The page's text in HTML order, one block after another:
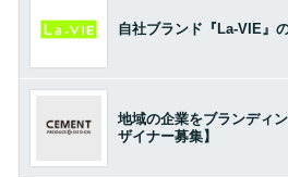
自社ブランド『La-VIE』
地域の企業をブランディ
ザイナー募集】